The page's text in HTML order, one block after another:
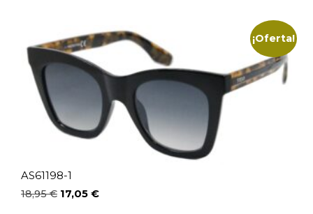
¡Oferta!
AS61198-1
18,95€ El
17,05 €El